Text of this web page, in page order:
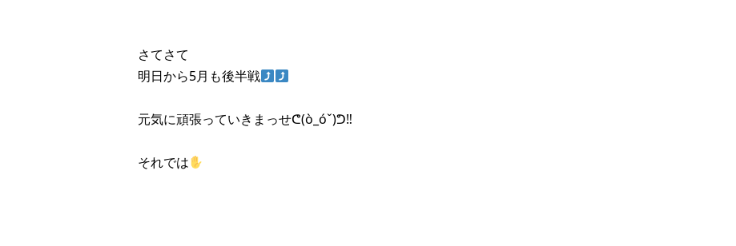
さてさて
明日から5月も後半戦
元気に頑張っていきまっせᕦ(ò_óˇ)ᕤ‼︎
それでは